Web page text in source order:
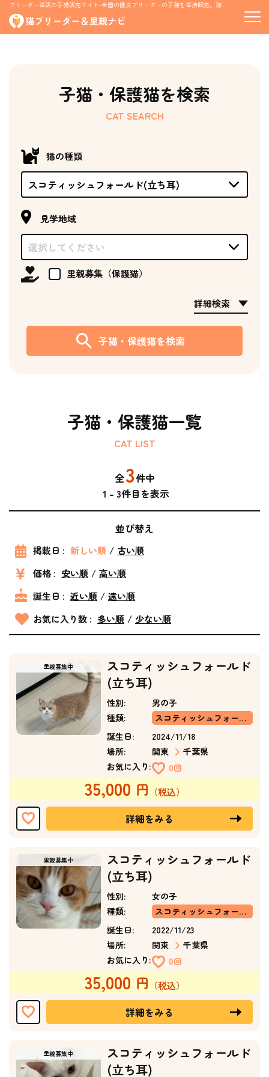
ブリーダー直販の子猫販売サイト-全国の優良ブリーダーの子猫を直接販売。猫の里親募集情報も掲載
子猫・保護猫を検索
CAT SEARCH
猫の種類
見学地域
里親募集（保護猫）
詳細検索
子猫・保護猫を検索
子猫・保護猫一覧
CAT LIST
全3件中
1 - 3件目を表示
並び替え
掲載日 : 新しい順
古い順
価格 : 安い順
高い順
誕生日 : 近い順
遠い順
お気に入り数 : 多い順 少ない順
スコティッシュフォールド
(立ち耳)
性別:
男の子
種類:
スコティッシュフォールド(立ち耳)
誕生日:
2024/11/18
場所:
関東
千葉県
お気に入り:
0回
35,000
詳細をみる
スコティッシュフォールド
(立ち耳)
性別:
女の子
種類:
スコティッシュフォールド(立ち耳)
誕生日:
2022/11/23
場所:
関東
千葉県
お気に入り:
0回
35,000
詳細をみる
スコティッシュフォールド
(立ち耳)